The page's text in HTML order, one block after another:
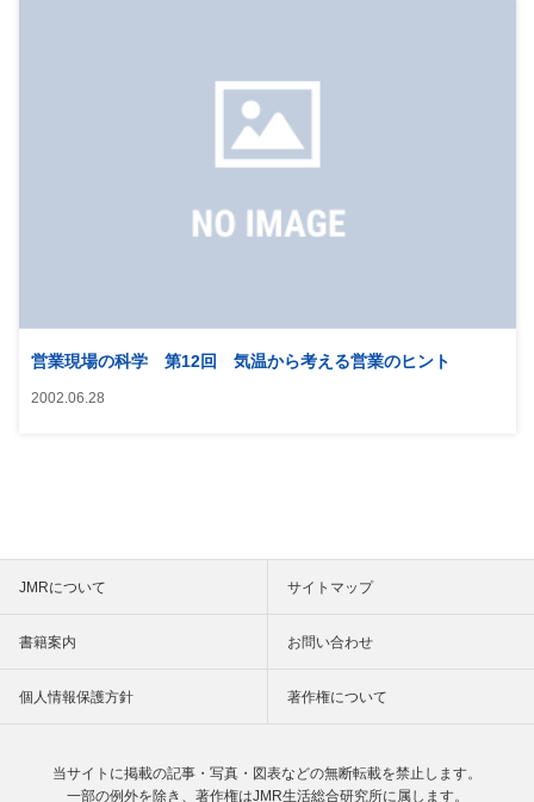
営業現場の科学 第12回 気温から考える営業のヒント
2002.06.28
JMRについて サイトマップ
書籍案内 お問い合わせ
個人情報保護方針 著作権について
当サイトに掲載の記事・写真・図表などの無断転載を禁止します。
一部の例外を除き、著作権はJMR生活総合研究所に属します。